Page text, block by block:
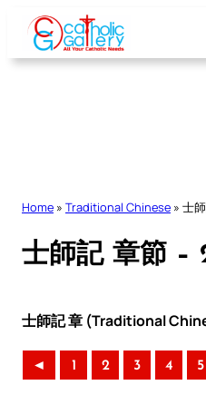
Skip
content
Home » Traditional Chinese » 士
士師記 章節 –
士師記 章 (Traditional
◄ 1 2 3 4 5